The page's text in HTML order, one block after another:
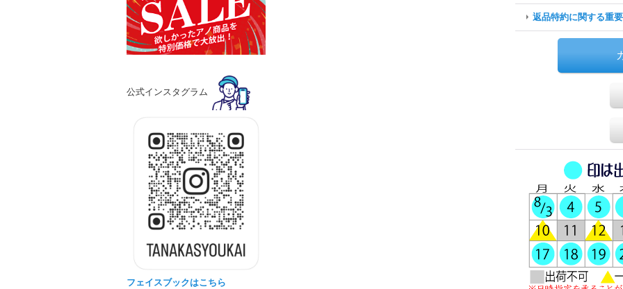
公式インスタグラム
フェイスブックはこちら
返品特約に関する重